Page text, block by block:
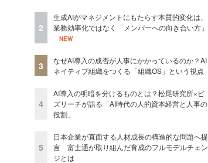
2
生成AIがマネジメントにもたらす本質的変化は、
業務効率化ではなく「メンバーへの向き合い方」
NEW
3
なぜAI導入の成否が人事にかかっているのか？AI
ネイティブ組織をつくる「組織OS」という視点
4
AI導入の明暗を分けるものとは？松尾研究所×ビ
ズリーチが語る「AI時代の人的資本経営と人事の
役割」
5
日本企業が直面する人材成長の構造的な問題へ提
言 富士通が取り組んだ育成のフルモデルチェン
ジとは